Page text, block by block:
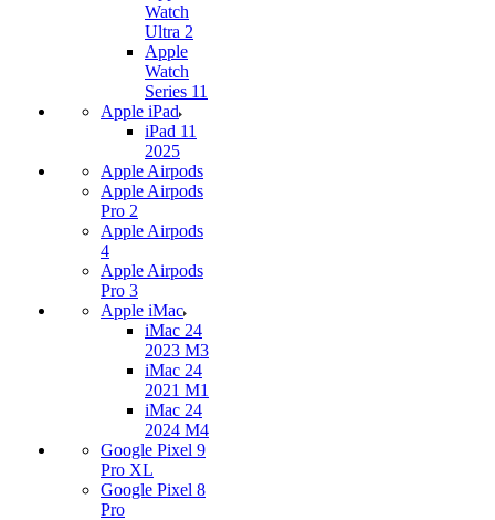
Watch
Ultra 2
Apple
Watch
Series 11
Apple iPad
iPad 11
2025
Apple Airpods
Apple Airpods
Pro 2
Apple Airpods
4
Apple Airpods
Pro 3
Apple iMac
iMac 24
2023 M3
iMac 24
2021 M1
iMac 24
2024 M4
Google Pixel 9
Pro XL
Google Pixel 8
Pro